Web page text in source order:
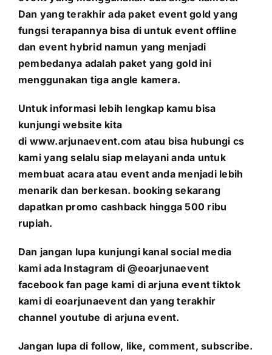
Dan yang terakhir ada paket event gold yang
fungsi terapannya bisa di untuk event offline
dan event hybrid namun yang menjadi
pembedanya adalah paket yang gold ini
menggunakan tiga angle kamera.
Untuk informasi lebih lengkap kamu bisa
kunjungi website kita
di www.arjunaevent.com atau bisa hubungi cs
kami yang selalu siap melayani anda untuk
membuat acara atau event anda menjadi lebih
menarik dan berkesan. booking sekarang
dapatkan promo cashback hingga 500 ribu
rupiah.
Dan jangan lupa kunjungi kanal social media
kami ada Instagram di @eoarjunaevent
facebook fan page kami di arjuna event tiktok
kami di eoarjunaevent dan yang terakhir
channel youtube di arjuna event.
Jangan lupa di follow, like, comment, subscribe.